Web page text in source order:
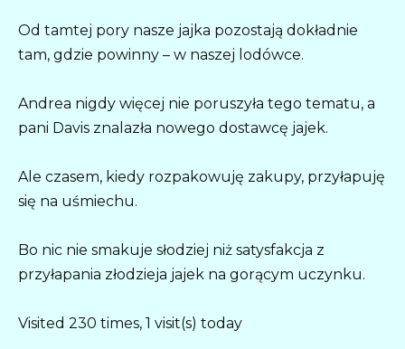
Od tamtej pory nasze jajka pozostają dokładnie
tam, gdzie powinny – w naszej lodówce.
Andrea nigdy więcej nie poruszyła tego tematu, a
pani Davis znalazła nowego dostawcę jajek.
Ale czasem, kiedy rozpakowuję zakupy, przyłapuję
się na uśmiechu.
Bo nic nie smakuje słodziej niż satysfakcja z
przyłapania złodzieja jajek na gorącym uczynku.
Visited 230 times, 1 visit(s) today